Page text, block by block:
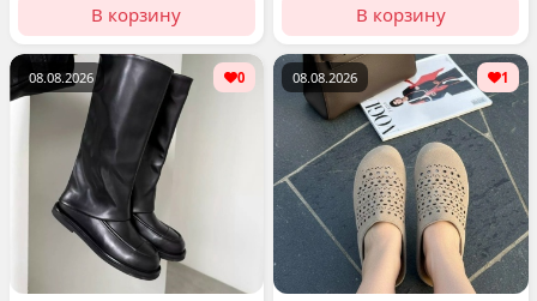
В корзину В корзину
08.08.2026 0 08.08.2026 1